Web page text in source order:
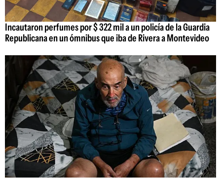
Incautaron perfumes por $ 322 mil a un policía de la Guardia
Republicana en un ómnibus que iba de Rivera a Montevideo